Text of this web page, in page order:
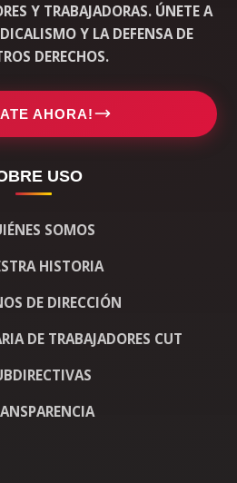
Y TRABAJADORAS. ÚNETE A
Y LA DEFENSA DE
DERECHOS.
AHORA!
USO
SOMOS
HISTORIA
DE DIRECCIÓN
DE TRABAJADORES CUT